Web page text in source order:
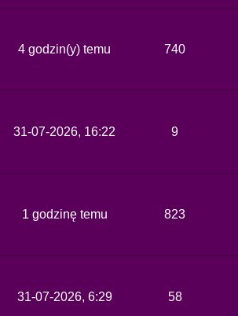
4 godzin(y) temu 740
31-07-2026, 16:22 9
1 godzinę temu 823
31-07-2026, 6:29 58